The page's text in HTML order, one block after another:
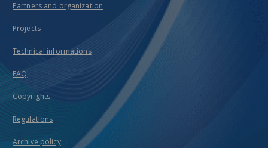
Partners and organization
Projects
Technical informations
FAQ
Copyrights
Regulations
Archive policy